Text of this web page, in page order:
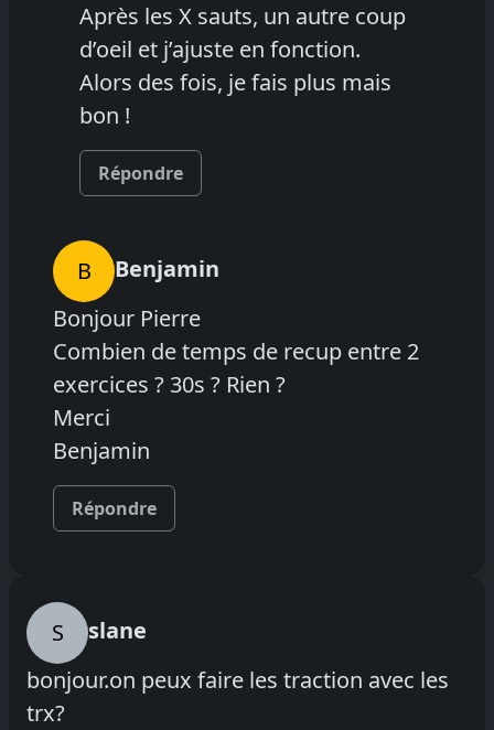
Après les X sauts, un autre coup
d’oeil et j’ajuste en fonction.
Alors des fois, je fais plus mais
bon !
Répondre
B
Benjamin
Bonjour Pierre
Combien de temps de recup entre 2
exercices ? 30s ? Rien ?
Merci
Benjamin
Répondre
S
slane
bonjour.on peux faire les traction avec les
trx?